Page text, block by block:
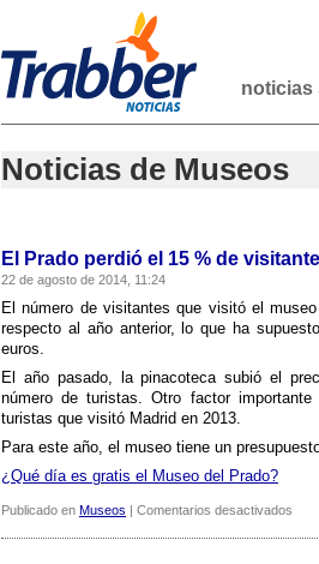
noticias
Noticias de Museos
El Prado perdió el 15 % de
22 de agosto de 2014, 11:24
El número de visitantes que visitó el
respecto al año anterior, lo que ha
euros.
El año pasado, la pinacoteca subió el
número de turistas. Otro factor
turistas que visitó Madrid en 2013.
Para este año, el museo tiene un
¿Qué dí­a es gratis el Museo del Prado?
Publicado en Museos | Comentarios desactivados